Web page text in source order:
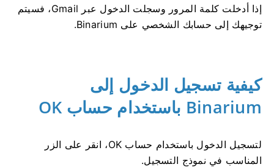
إذا أدخلت كلمة المرور وسجلت الدخول عبر Gmail، فسيتم
توجيهك إلى حسابك الشخصي على Binarium.
كيفية تسجيل الدخول إلى
Binarium باستخدام حساب OK
لتسجيل الدخول باستخدام حساب OK، انقر على الزر
المناسب في نموذج التسجيل.